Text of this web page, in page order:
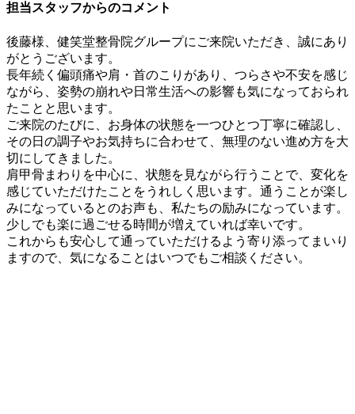
担当スタッフからのコメント
後藤様、健笑堂整骨院グループにご来院いただき、誠にあり
がとうございます。
長年続く偏頭痛や肩・首のこりがあり、つらさや不安を感じ
ながら、姿勢の崩れや日常生活への影響も気になっておられ
たことと思います。
ご来院のたびに、お身体の状態を一つひとつ丁寧に確認し、
その日の調子やお気持ちに合わせて、無理のない進め方を大
切にしてきました。
肩甲骨まわりを中心に、状態を見ながら行うことで、変化を
感じていただけたことをうれしく思います。通うことが楽し
みになっているとのお声も、私たちの励みになっています。
少しでも楽に過ごせる時間が増えていれば幸いです。
これからも安心して通っていただけるよう寄り添ってまいり
ますので、気になることはいつでもご相談ください。